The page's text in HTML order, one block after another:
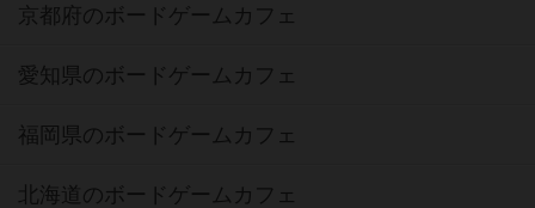
京都府のボードゲームカフェ
愛知県のボードゲームカフェ
福岡県のボードゲームカフェ
北海道のボードゲームカフェ